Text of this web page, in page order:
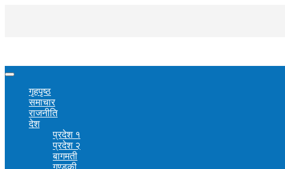
गृहपृष्ठ
समाचार
राजनीति
देश
प्रदेश १
प्रदेश २
बागमती
गण्डकी